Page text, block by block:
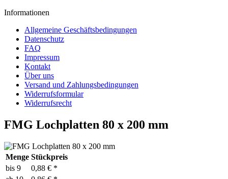
Informationen
Allgemeine Geschäftsbedingungen
Datenschutz
FAQ
Impressum
Kontakt
Über uns
Versand und Zahlungsbedingungen
Widerrufsformular
Widerrufsrecht
FMG Lochplatten 80 x 200 mm
Menge Stückpreis
bis 9
0,88 € *